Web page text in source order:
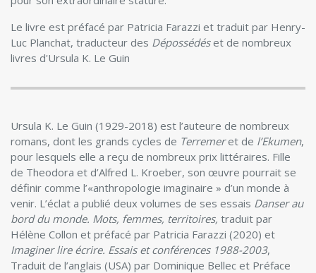
Le livre est préfacé par Patricia Farazzi et traduit par Henry-
Luc Planchat, traducteur des Dépossédéset de nombreux
livres d'Ursula K. Le Guin
Ursula K. Le Guin (1929-2018) est l’auteure de nombreux
romans, dont les grands cycles de ­Terremeret de l’Ekumen,
pour lesquels elle a reçu de nombreux prix littéraires. Fille
de Theodora et ­d’Alfred L. Kroeber, son œuvre pourrait se
définir comme l’«anthropologie imaginaire » d’un monde à
venir. L’éclat a publié deux volumes de ses essais Danser au
bord du monde. Mots, femmes, territoires, traduit par
Hélène Collon et préfacé par Patricia Farazzi (2020) et
Imaginer lire écrire. Essais et conférences 1988-2003,
Traduit de l’anglais (USA) par Dominique Bellec et Préface